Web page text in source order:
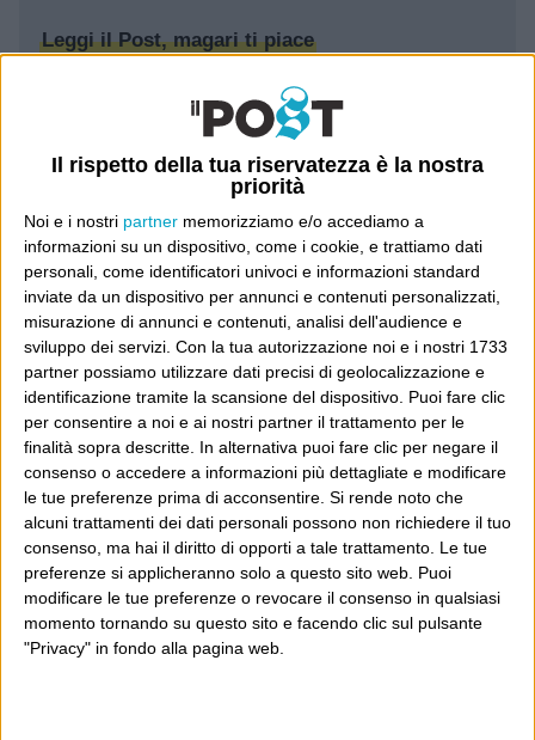
Il rispetto della tua riservatezza è la nostra
priorità
Noi e i nostri partner memorizziamo e/o accediamo a
informazioni su un dispositivo, come i cookie, e trattiamo dati
personali, come identificatori univoci e informazioni standard
inviate da un dispositivo per annunci e contenuti personalizzati,
misurazione di annunci e contenuti, analisi dell'audience e
sviluppo dei servizi. Con la tua autorizzazione noi e i nostri 1733
partner possiamo utilizzare dati precisi di geolocalizzazione e
identificazione tramite la scansione del dispositivo. Puoi fare clic
per consentire a noi e ai nostri partner il trattamento per le
finalità sopra descritte. In alternativa puoi fare clic per negare il
consenso o accedere a informazioni più dettagliate e modificare
le tue preferenze prima di acconsentire. Si rende noto che
alcuni trattamenti dei dati personali possono non richiedere il tuo
consenso, ma hai il diritto di opporti a tale trattamento. Le tue
preferenze si applicheranno solo a questo sito web. Puoi
modificare le tue preferenze o revocare il consenso in qualsiasi
momento tornando su questo sito e facendo clic sul pulsante
"Privacy" in fondo alla pagina web.
Leggi il Post, magari ti piace
Wittgenstein
POST PRECEDENTE
La resa dei conti
POST SUCCESSIVO
TuTubo
E per i regali di Natale